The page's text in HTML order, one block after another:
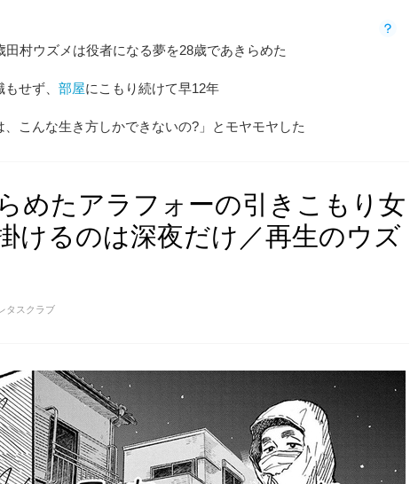
田村ウズメは役者になる夢を28歳であきらめた
せず、 部屋にこもり続けて早12年
、こんな生き方しかできないの?」とモヤモヤした
めたアラフォーの引きこもり女
けるのは深夜だけ／再生のウズ
タスクラブ